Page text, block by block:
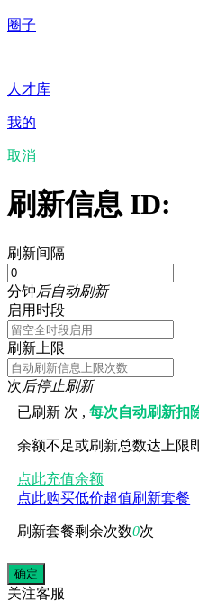
圈子
人才库
我的
取消
刷新信息 ID:
刷新间隔
分钟后自动刷新
启用时段
刷新上限
次后停止刷新
已刷新 次 ,每次自动刷新扣
余额不足或刷新总数达上限
点此充值余额
点此购买低价超值刷新套餐
刷新套餐剩余次数0次
关注客服